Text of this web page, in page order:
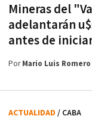
Mineras del
adelantarán
antes de
PorMario Luis Romero
ACTUALIDAD / CABA